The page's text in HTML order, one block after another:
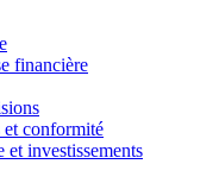
financière
et conformité
et investissements